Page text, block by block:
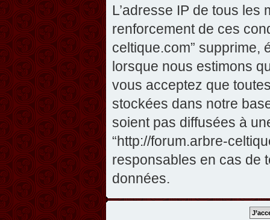
L’adresse IP de tous
renforcement de ces
celtique.com” supprime,
lorsque nous estimons
vous acceptez que
stockées dans notre
soient pas diffusées à
“http://forum.arbre-
responsables en cas de
données.